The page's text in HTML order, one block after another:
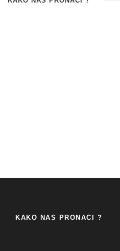
KAKO NAS PRONAĆI ?